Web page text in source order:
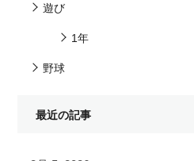
遊び
1年
野球
最近の記事